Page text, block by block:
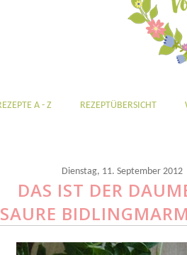
A - Z REZEPTÜBERSICHT
Dienstag, 11. September 2012
DAS IST DER
SAURE